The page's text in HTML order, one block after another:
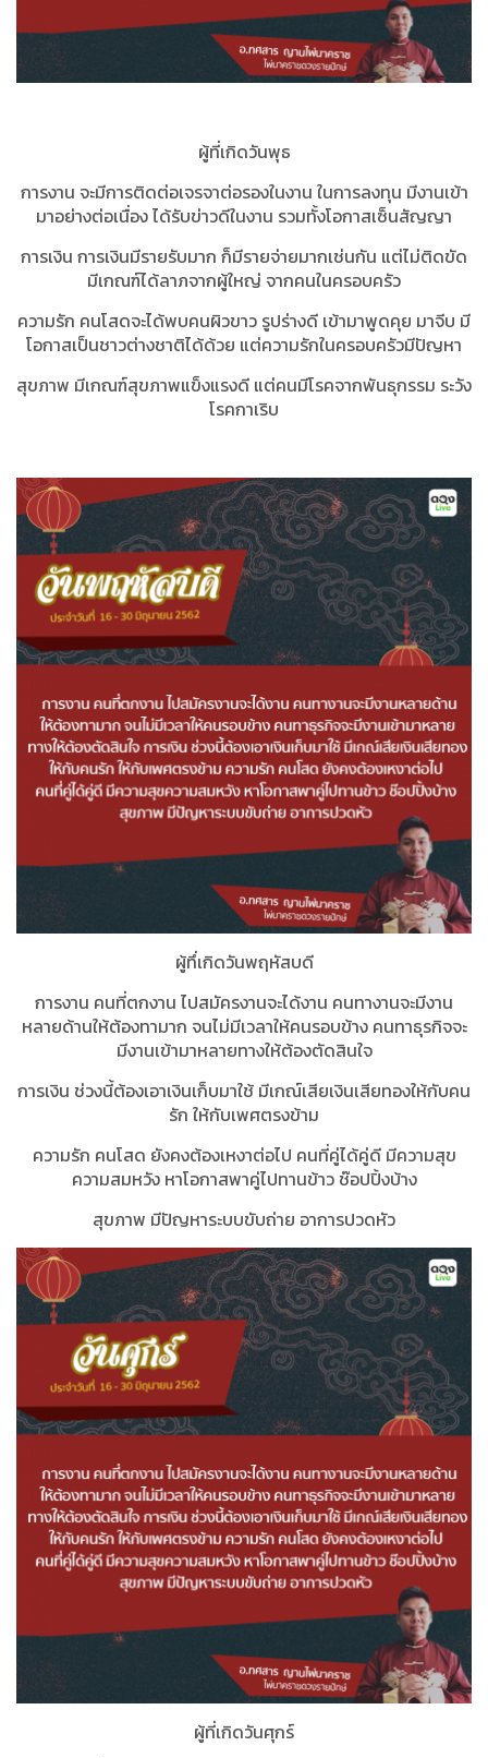
ผู้ที่เกิดวันพุธ
การงาน จะมีการติดต่อเจรจาต่อรองในงาน ในการลงทุน มีงานเข้า
มาอย่างต่อเนื่อง ได้รับข่าวดีในงาน รวมทั้งโอกาสเซ็นสัญญา
การเงิน การเงินมีรายรับมาก ก็มีรายจ่ายมากเช่นกัน แต่ไม่ติดขัด
มีเกณฑ์ได้ลาภจากผู้ใหญ่ จากคนในครอบครัว
ความรัก คนโสดจะได้พบคนผิวขาว รูปร่างดี เข้ามาพูดคุย มาจีบ มี
โอกาสเป็นชาวต่างชาติได้ด้วย แต่ความรักในครอบครัวมีปัญหา
สุขภาพ มีเกณฑ์สุขภาพแข็งแรงดี แต่คนมีโรคจากพันธุกรรม ระวัง
โรคกาเริบ
ผู้ทึ่เกิดวันพฤหัสบดี
การงาน คนที่ตกงาน ไปสมัครงานจะได้งาน คนทางานจะมีงาน
หลายด้านให้ต้องทามาก จนไม่มีเวลาให้คนรอบข้าง คนทาธุรกิจจะ
มีงานเข้ามาหลายทางให้ต้องตัดสินใจ
การเงิน ช่วงนี้ต้องเอาเงินเก็บมาใช้ มีเกณ์เสียเงินเสียทองให้กับคน
รัก ให้กับเพศตรงข้าม
ความรัก คนโสด ยังคงต้องเหงาต่อไป คนที่คู่ได้คู่ดี มีความสุข
ความสมหวัง หาโอกาสพาคู่ไปทานข้าว ช๊อปปิ้งบ้าง
สุขภาพ มีปัญหาระบบขับถ่าย อาการปวดหัว
ผู้ที่เกิดวันศุกร์